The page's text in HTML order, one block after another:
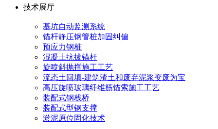
技术展厅
基坑自动监测系统
锚杆静压钢管桩加固纠偏
预应力钢桩
混凝土抗拔锚杆
旋喷斜抛撑施工工艺
流态土回填-建筑渣土和废弃泥浆变废为宝
高压旋喷玻璃纤维筋锚索施工工艺
装配式钢栈桥
装配式型钢支撑
淤泥原位固化技术